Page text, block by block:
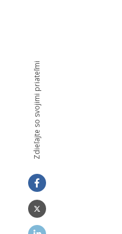
Zdieľajte so svojimi priateľmi